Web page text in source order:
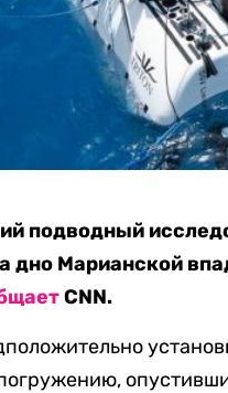
подводный
дно Марианской
CNN.